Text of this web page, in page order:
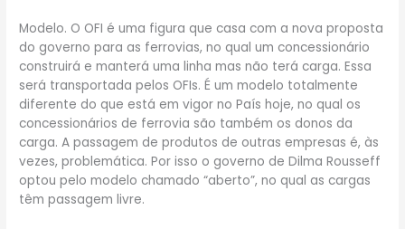
Modelo. O OFI é uma figura que casa com a nova proposta
do governo para as ferrovias, no qual um concessionário
construirá e manterá uma linha mas não terá carga. Essa
será transportada pelos OFIs. É um modelo totalmente
diferente do que está em vigor no País hoje, no qual os
concessionários de ferrovia são também os donos da
carga. A passagem de produtos de outras empresas é, às
vezes, problemática. Por isso o governo de Dilma Rousseff
optou pelo modelo chamado “aberto”, no qual as cargas
têm passagem livre.